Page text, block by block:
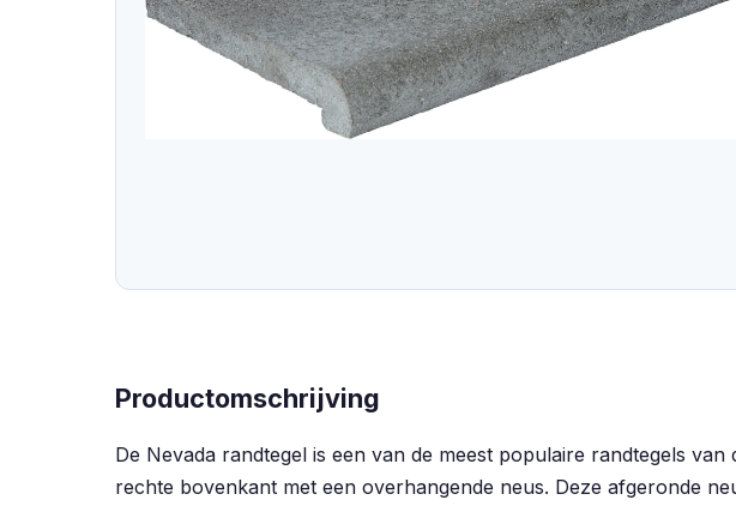
Productomschrijving
De Nevada randtegel is een van de meest populaire randtegels
rechte bovenkant met een overhangende neus. Deze afgeronde